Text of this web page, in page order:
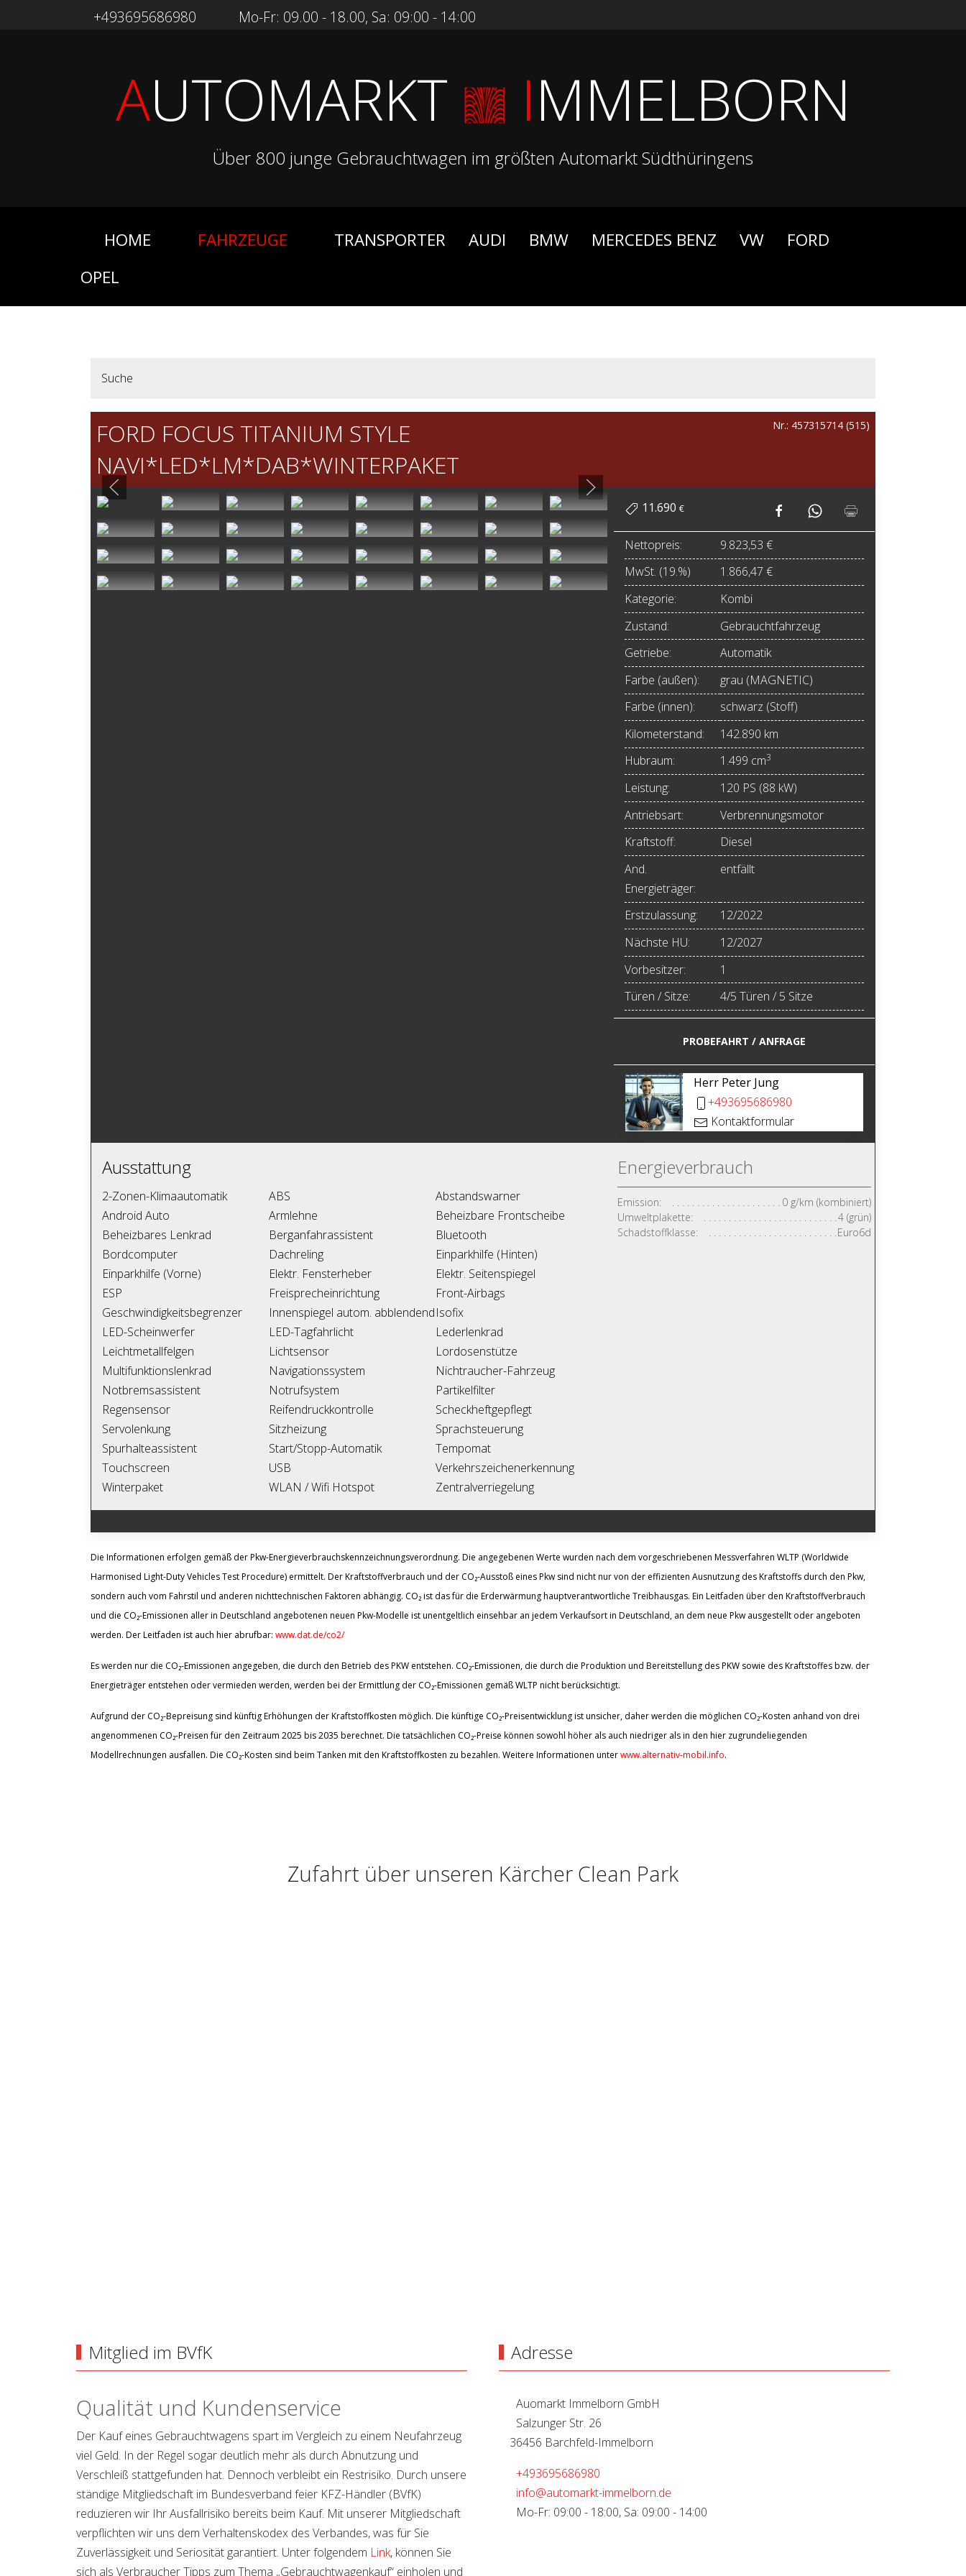
+493695686980 Mo-Fr: 09.00 - 18.00, Sa: 09:00 - 14:00
AUTOMARKT IMMELBORN
Über 800 junge Gebrauchtwagen im größten Automarkt Südthüringens
HOME FAHRZEUGE TRANSPORTER AUDI BMW MERCEDES BENZ VW
FORD
OPEL
Suche
FORD FOCUS TITANIUM STYLE
NAVI*LED*LM*DAB*WINTERPAKET
Nr.: 457315714 (515)
11.690 €
Nettopreis:
9.823,53 €
MwSt. (19.%)
1.866,47 €
Kategorie:
Kombi
Zustand:
Gebrauchtfahrzeug
Getriebe:
Automatik
Farbe (außen):
grau (MAGNETIC)
Farbe (innen):
schwarz (Stoff)
Kilometerstand:
142.890 km
Hubraum:
1.499 cm3
Leistung:
120 PS (88 kW)
Antriebsart:
Verbrennungsmotor
Kraftstoff:
Diesel
And.
Energieträger:
entfällt
Erstzulassung:
12/2022
Nächste HU:
12/2027
Vorbesitzer:
1
Türen / Sitze:
4/5 Türen / 5 Sitze
PROBEFAHRT / ANFRAGE
Herr Peter Jung
+493695686980
Kontaktformular
Energieverbrauch
Emission:
0 g/km (kombiniert)
Umweltplakette:
4 (grün)
Schadstoffklasse:
Euro6d
Ausstattung
2-Zonen-Klimaautomatik ABS
Abstandswarner
Android Auto
Armlehne
Beheizbare Frontscheibe
Beheizbares Lenkrad
Berganfahrassistent
Bluetooth
Bordcomputer
Dachreling
Einparkhilfe (Hinten)
Einparkhilfe (Vorne)
Elektr. Fensterheber
Elektr. Seitenspiegel
ESP
Freisprecheinrichtung
Front-Airbags
Geschwindigkeitsbegrenzer
Innenspiegel autom. abblendendIsofix
LED-Scheinwerfer
LED-Tagfahrlicht
Lederlenkrad
Leichtmetallfelgen
Lichtsensor
Lordosenstütze
Multifunktionslenkrad
Navigationssystem
Nichtraucher-Fahrzeug
Notbremsassistent
Notrufsystem
Partikelfilter
Regensensor
Reifendruckkontrolle
Scheckheftgepflegt
Servolenkung
Sitzheizung
Sprachsteuerung
Spurhalteassistent
Start/Stopp-Automatik
Tempomat
Touchscreen
USB
Verkehrszeichenerkennung
Winterpaket
WLAN / Wifi Hotspot Zentralverriegelung
Die Informationen erfolgen gemäß der Pkw-Energieverbrauchskennzeichnungsverordnung. Die angegebenen Werte wurden nach dem vorgeschriebenen Messverfahren WLTP (Worldwide
Harmonised Light-Duty Vehicles Test Procedure) ermittelt. Der Kraftstoffverbrauch und der CO₂-Ausstoß eines Pkw sind nicht nur von der effizienten Ausnutzung des Kraftstoffs durch den Pkw,
sondern auch vom Fahrstil und anderen nichttechnischen Faktoren abhängig. CO₂ ist das für die Erderwärmung hauptverantwortliche Treibhausgas. Ein Leitfaden über den Kraftstoffverbrauch
und die CO₂-Emissionen aller in Deutschland angebotenen neuen Pkw-Modelle ist unentgeltlich einsehbar an jedem Verkaufsort in Deutschland, an dem neue Pkw ausgestellt oder angeboten
werden. Der Leitfaden ist auch hier abrufbar: www.dat.de/co2/
Es werden nur die CO₂-Emissionen angegeben, die durch den Betrieb des PKW entstehen. CO₂-Emissionen, die durch die Produktion und Bereitstellung des PKW sowie des Kraftstoffes bzw. der
Energieträger entstehen oder vermieden werden, werden bei der Ermittlung der CO₂-Emissionen gemäß WLTP nicht berücksichtigt.
Aufgrund der CO₂-Bepreisung sind künftig Erhöhungen der Kraftstoffkosten möglich. Die künftige CO₂-Preisentwicklung ist unsicher, daher werden die möglichen CO₂-Kosten anhand von drei
angenommenen CO₂-Preisen für den Zeitraum 2025 bis 2035 berechnet. Die tatsächlichen CO₂-Preise können sowohl höher als auch niedriger als in den hier zugrundeliegenden
Modellrechnungen ausfallen. Die CO₂-Kosten sind beim Tanken mit den Kraftstoffkosten zu bezahlen. Weitere Informationen unterwww.alternativ-mobil.info.
Zufahrt über unseren Kärcher Clean Park
Mitglied im BVfK
Qualität und Kundenservice
Der Kauf eines Gebrauchtwagens spart im Vergleich zu einem Neufahrzeug
viel Geld. In der Regel sogar deutlich mehr als durch Abnutzung und
Verschleiß stattgefunden hat. Dennoch verbleibt ein Restrisiko. Durch unsere
ständige Mitgliedschaft im Bundesverband feier KFZ-Händler (BVfK)
reduzieren wir Ihr Ausfallrisiko bereits beim Kauf. Mit unserer Mitgliedschaft
verpflichten wir uns dem Verhaltenskodex des Verbandes, was für Sie
Zuverlässigkeit und Seriosität garantiert. Unter folgendem Link, können Sie
sich als Verbraucher Tipps zum Thema „Gebrauchtwagenkauf“ einholen und
Adresse
Auomarkt Immelborn GmbH
Salzunger Str. 26
36456 Barchfeld-Immelborn
+493695686980
info@automarkt-immelborn.de
Mo-Fr: 09:00 - 18:00, Sa: 09:00 - 14:00